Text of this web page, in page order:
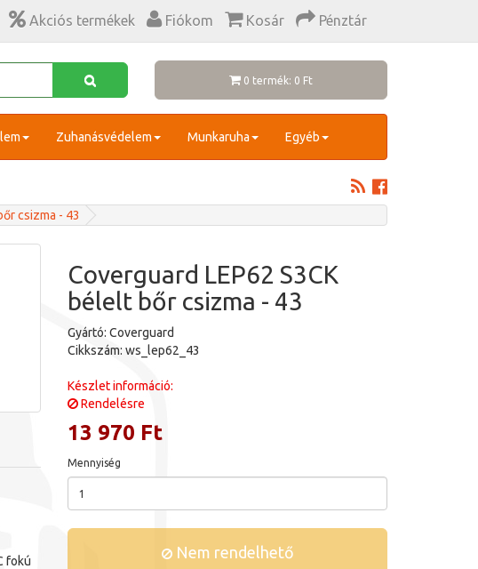
Akciós termékek Fiókom Kosár Pénztár
0 termék: 0 Ft
Zuhanásvédelem Munkaruha Egyéb
csizma - 43
fokú
Coverguard LEP62 S3CK
bélelt bőr csizma - 43
Gyártó: Coverguard
Cikkszám: ws_lep62_43
Készlet információ:
Rendelésre
13 970 Ft
Mennyiség
Nem rendelhető